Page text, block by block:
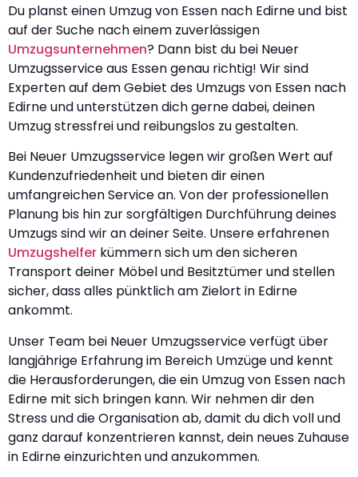
Du planst einen Umzug von Essen nach Edirne und bist
auf der Suche nach einem zuverlässigen
Umzugsunternehmen? Dann bist du bei Neuer
Umzugsservice aus Essen genau richtig! Wir sind
Experten auf dem Gebiet des Umzugs von Essen nach
Edirne und unterstützen dich gerne dabei, deinen
Umzug stressfrei und reibungslos zu gestalten.
Bei Neuer Umzugsservice legen wir großen Wert auf
Kundenzufriedenheit und bieten dir einen
umfangreichen Service an. Von der professionellen
Planung bis hin zur sorgfältigen Durchführung deines
Umzugs sind wir an deiner Seite. Unsere erfahrenen
Umzugshelfer kümmern sich um den sicheren
Transport deiner Möbel und Besitztümer und stellen
sicher, dass alles pünktlich am Zielort in Edirne
ankommt.
Unser Team bei Neuer Umzugsservice verfügt über
langjährige Erfahrung im Bereich Umzüge und kennt
die Herausforderungen, die ein Umzug von Essen nach
Edirne mit sich bringen kann. Wir nehmen dir den
Stress und die Organisation ab, damit du dich voll und
ganz darauf konzentrieren kannst, dein neues Zuhause
in Edirne einzurichten und anzukommen.